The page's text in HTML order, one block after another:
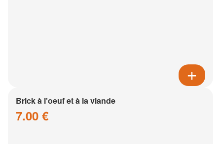
Brick à l'oeuf et à la viande
7.00 €